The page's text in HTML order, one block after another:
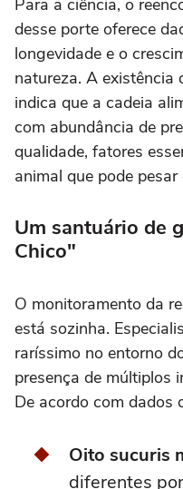
Para a ciência, o
desse porte oferece
longevidade e o
natureza. A existência
indica que a cadeia
com abundância de
qualidade, fatores
animal que pode
Um santuário de
Chico"
O monitoramento da
está sozinha.
raríssimo no entorno
presença de múltiplos
De acordo com dados
Oito sucuris
diferentes